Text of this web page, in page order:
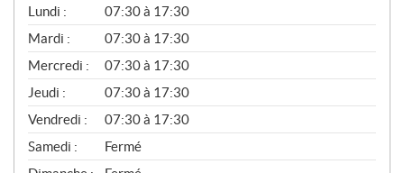
P
I
È
C
E
S
E
T
S
E
R
V
Lundi :
07:30 à 17:30
Mardi :
07:30 à 17:30
Mercredi :
07:30 à 17:30
Jeudi :
07:30 à 17:30
Vendredi :
07:30 à 17:30
Samedi :
Fermé